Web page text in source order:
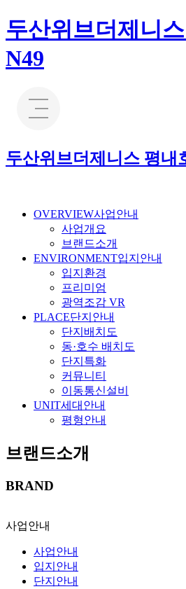
두산위브더제니
N49
두산위브더제니스 평내
OVERVIEW사업안내
사업개요
브랜드소개
ENVIRONMENT입지안내
입지환경
프리미엄
광역조감 VR
PLACE단지안내
단지배치도
동·호수 배치도
단지특화
커뮤니티
이동통신설비
UNIT세대안내
평형안내
브랜드소개
BRAND
사업안내
사업안내
입지안내
단지안내